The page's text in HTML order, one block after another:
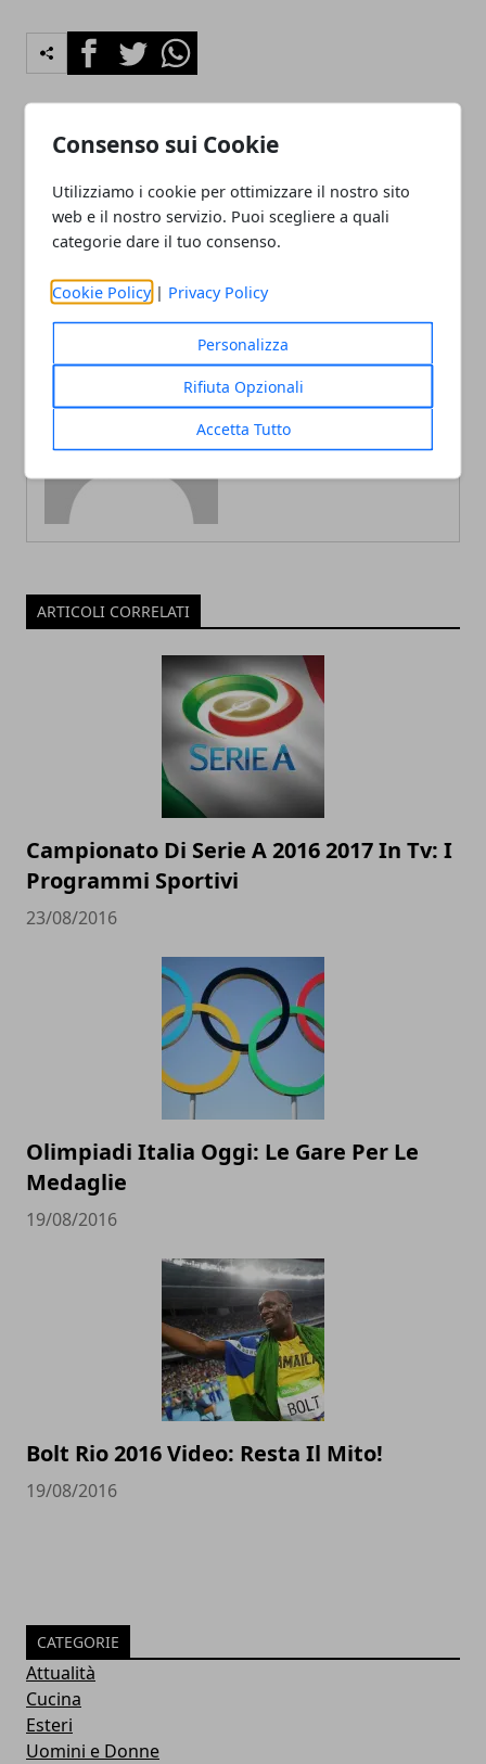
Consenso sui Cookie
Utilizziamo i cookie per ottimizzare il nostro sito
web e il nostro servizio. Puoi scegliere a quali
categorie dare il tuo consenso.
Cookie Policy | Privacy Policy
Personalizza
Rifiuta Opzionali
Accetta Tutto
FacebookTwitterWhatsapp
Esanatoglia, porta di
calcetto uccide bimba:
choc alla festa della birra
Lorella Cuccarini stravolta
dopo morte madre:
Redazione
ARTICOLI CORRELATI
Campionato Di Serie A 2016 2017 In Tv: I
Programmi Sportivi
23/08/2016
Olimpiadi Italia Oggi: Le Gare Per Le
Medaglie
19/08/2016
Bolt Rio 2016 Video: Resta Il Mito!
19/08/2016
CATEGORIE
Attualità
Cucina
Esteri
Uomini e Donne